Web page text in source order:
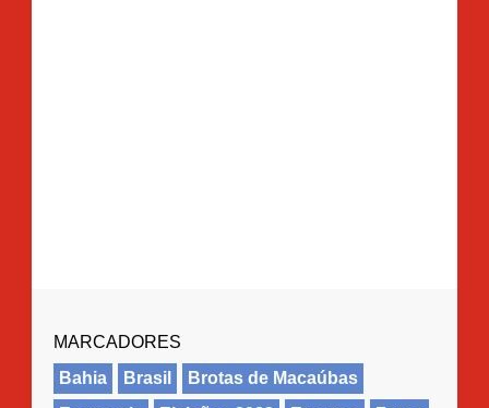
MARCADORES
Bahia
Brasil
Brotas de Macaúbas